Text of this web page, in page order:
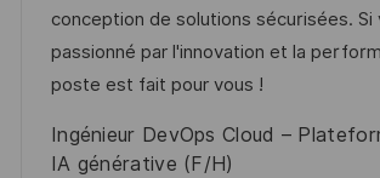
a
t
i
n
f
f
i
h
r
i
e
conception de solutions sécurisées. Si
passionné par l'innovation et la
poste est fait pour vous !
Ingénieur DevOps Cloud –
IA générative (F/H)